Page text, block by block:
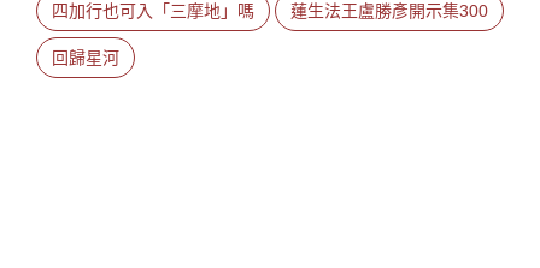
四加行也可入「三摩地」嗎 蓮生法王盧勝彥開示集300
回歸星河